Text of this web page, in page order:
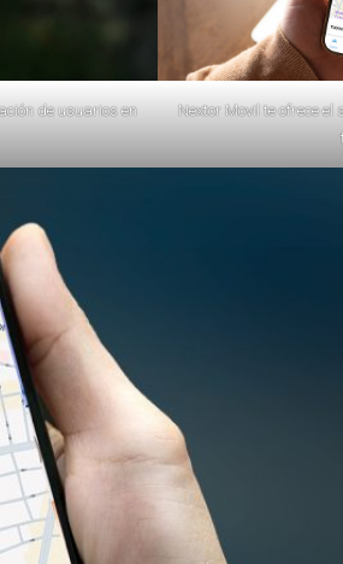
de usuarios en
Nextor Movil te ofrece